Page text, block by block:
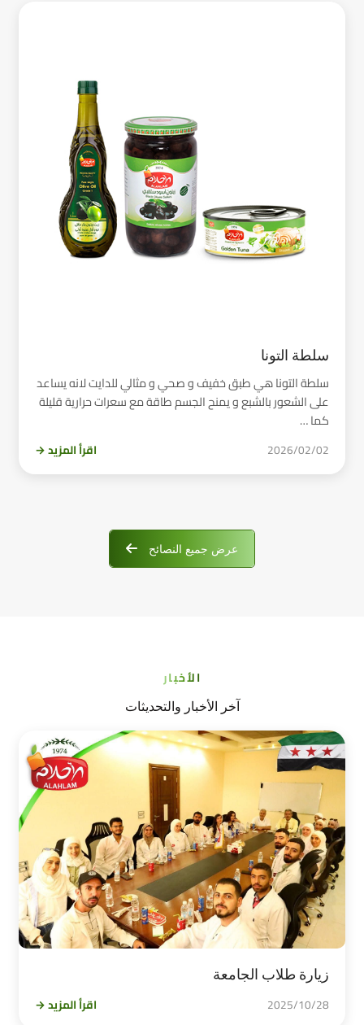
سلطة التونا
سلطة التونا هي طبق خفيف و صحي و مثالي للدايت لانه يساعد
على الشعور بالشبع و يمنح الجسم طاقة مع سعرات حرارية قليلة
كما …
2026/02/02 اقرأ المزيد →
عرض جميع النصائح
الأخبار
آخر الأخبار والتحديثات
زيارة طلاب الجامعة
2025/10/28 اقرأ المزيد →